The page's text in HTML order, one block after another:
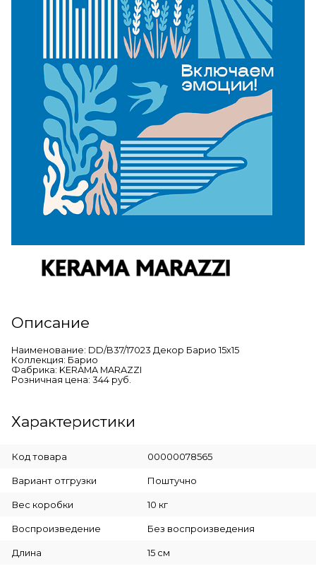
Описание
Наименование: DD/B37/17023 Декор Барио 15х15
Коллекция: Барио
Фабрика: KERAMA MARAZZI
Розничная цена: 344 руб.
Характеристики
Код товара 00000078565
Вариант отгрузки Поштучно
Вес коробки 10 кг
Воспроизведение Без воспроизведения
Длина 15 см